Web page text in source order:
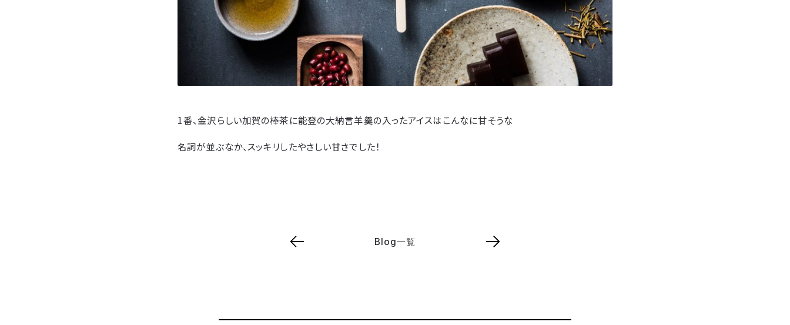
1番、金沢らしい加賀の棒茶に能登の大納言羊羹の入ったアイスはこんなに甘そうな
名詞が並ぶなか、スッキリしたやさしい甘さでした！
Blog一覧